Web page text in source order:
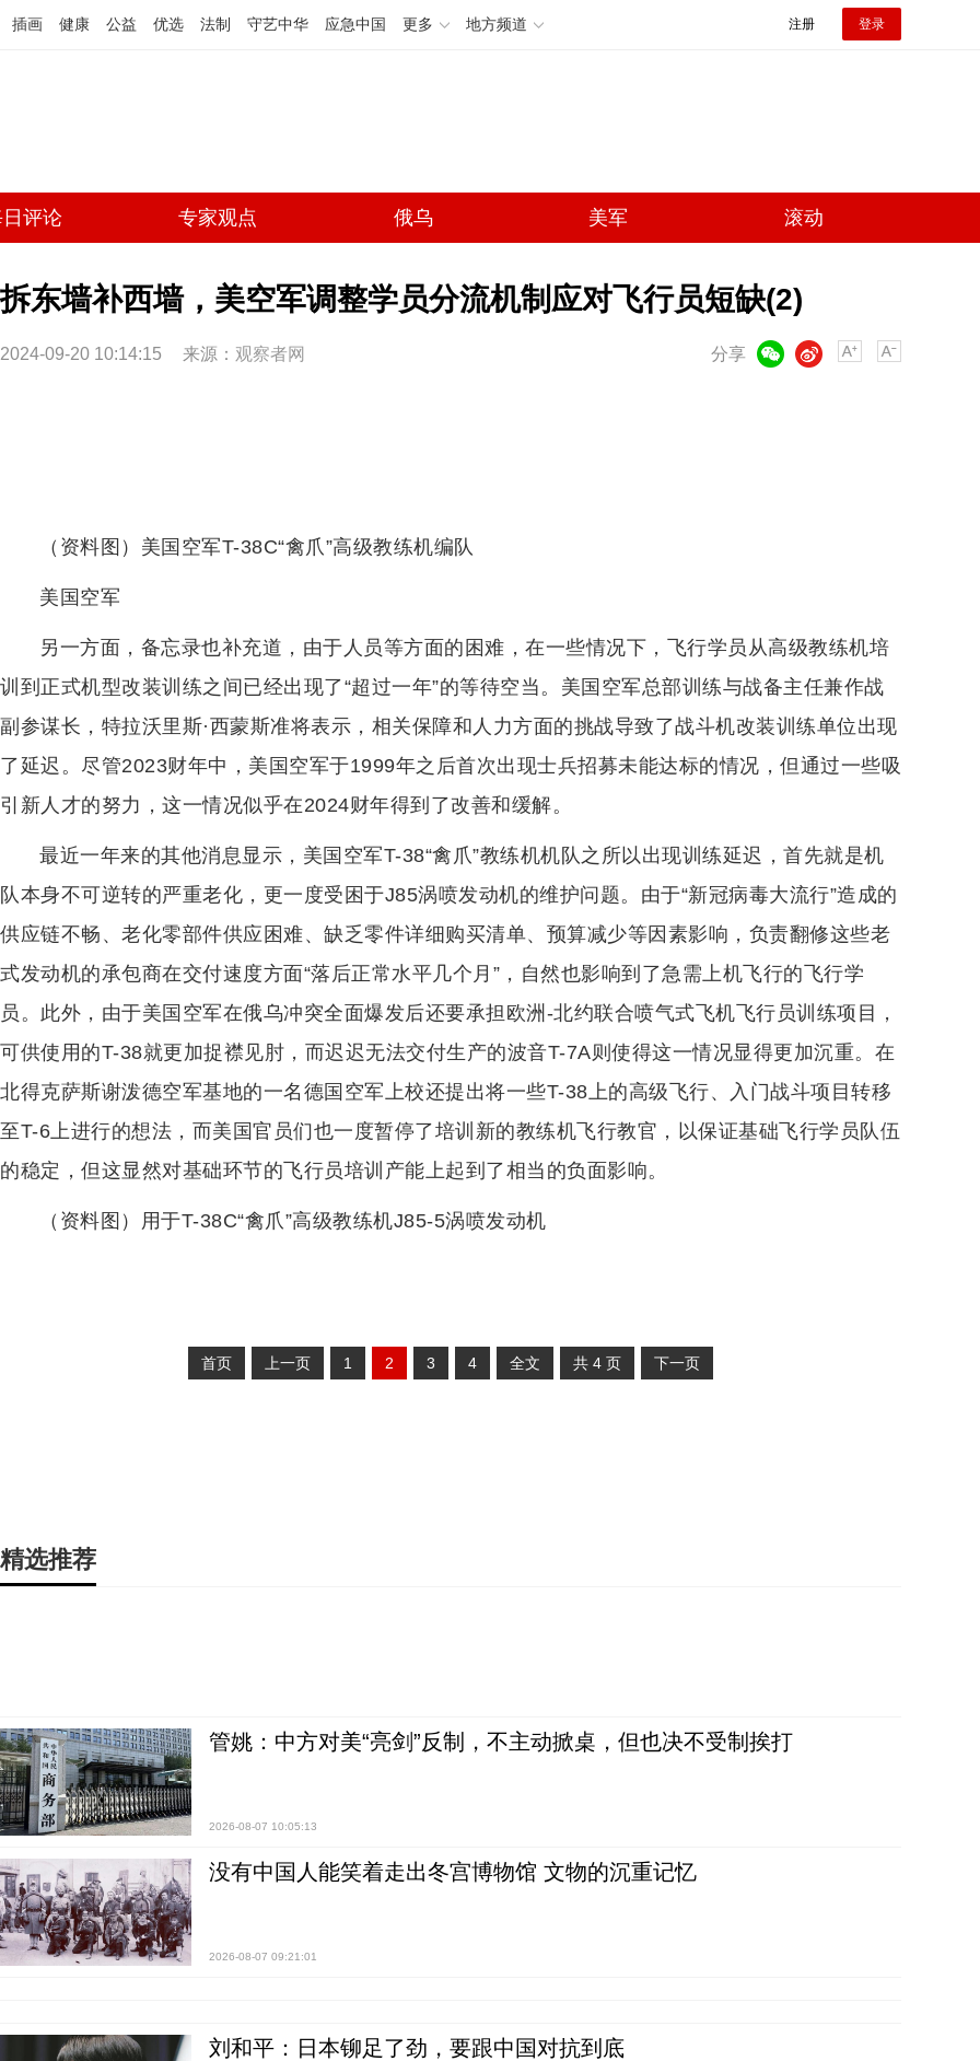
插画 健康 公益 优选 法制 守艺中华 应急中国 更多 地方频道 注册 登录
评论 专家观点 俄乌 美军 滚动
拆东墙补西墙，美空军调整学员分流机制应对飞行员短缺(2)
2024-09-20 10:14:15 来源： 观察者网 分享
微博
（资料图）美国空军T-38C“禽爪”高级教练机编队
美国空军
另一方面，备忘录也补充道，由于人员等方面的困难，在一些情况下，飞行学员从高级教练机培
训到正式机型改装训练之间已经出现了“超过一年”的等待空当。美国空军总部训练与战备主任兼作战
副参谋长，特拉沃里斯·西蒙斯准将表示，相关保障和人力方面的挑战导致了战斗机改装训练单位出现
了延迟。尽管2023财年中，美国空军于1999年之后首次出现士兵招募未能达标的情况，但通过一些吸
引新人才的努力，这一情况似乎在2024财年得到了改善和缓解。
最近一年来的其他消息显示，美国空军T-38“禽爪”教练机机队之所以出现训练延迟，首先就是机
队本身不可逆转的严重老化，更一度受困于J85涡喷发动机的维护问题。由于“新冠病毒大流行”造成的
供应链不畅、老化零部件供应困难、缺乏零件详细购买清单、预算减少等因素影响，负责翻修这些老
式发动机的承包商在交付速度方面“落后正常水平几个月”，自然也影响到了急需上机飞行的飞行学
员。此外，由于美国空军在俄乌冲突全面爆发后还要承担欧洲-北约联合喷气式飞机飞行员训练项目，
可供使用的T-38就更加捉襟见肘，而迟迟无法交付生产的波音T-7A则使得这一情况显得更加沉重。在
北得克萨斯谢泼德空军基地的一名德国空军上校还提出将一些T-38上的高级飞行、入门战斗项目转移
至T-6上进行的想法，而美国官员们也一度暂停了培训新的教练机飞行教官，以保证基础飞行学员队伍
的稳定，但这显然对基础环节的飞行员培训产能上起到了相当的负面影响。
（资料图）用于T-38C“禽爪”高级教练机J85-5涡喷发动机
首页 上一页 1 2 3 4 全文 共 4 页 下一页
精选推荐
管姚：中方对美“亮剑”反制，不主动掀桌，但也决不受制挨打
2026-08-07 10:05:13
没有中国人能笑着走出冬宫博物馆 文物的沉重记忆
2026-08-07 09:21:01
刘和平：日本铆足了劲，要跟中国对抗到底